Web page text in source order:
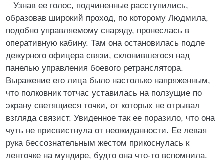
Узнав ее голос, подчиненные расступились,
образовав широкий проход, по которому Людмила,
подобно управляемому снаряду, пронеслась в
оперативную кабину. Там она остановилась подле
дежурного офицера связи, склонившегося над
панелью управления боевого ретранслятора.
Выражение его лица было настолько напряженным,
что полковник тотчас уставилась на ползущие по
экрану светящиеся точки, от которых не отрывал
взгляда связист. Увиденное так ее поразило, что она
чуть не присвистнула от неожиданности. Ее левая
рука бессознательным жестом прикоснулась к
ленточке на мундире, будто она что-то вспомнила.